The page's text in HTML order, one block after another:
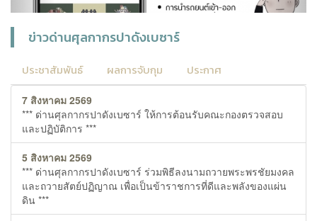
ข่าวด่านศุลกากรปาดังเบซาร์
ประชาสัมพันธ์ ผลการจับกุม ประกาศ
7 สิงหาคม 2569
*** ด่านศุลกากรปาดังเบซาร์ ให้การต้อนรับคณะกองตรวจสอบ
และปฏิบัติการ ***
5 สิงหาคม 2569
*** ด่านศุลกากรปาดังเบซาร์ ร่วมพิธีลงนามถวายพระพรชัยมงคล
และถวายสัตย์ปฏิญาณ เพื่อเป็นข้าราชการที่ดีและพลังของแผ่น
ดิน ***